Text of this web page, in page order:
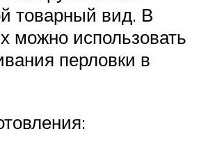
товарный вид. В
можно использовать
перловки в